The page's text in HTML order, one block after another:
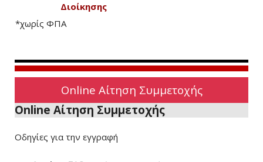
Διοίκησης
*χωρίς ΦΠΑ
Online Αίτηση Συμμετοχής
Online Αίτηση Συμμετοχής
Οδηγίες για την εγγραφή